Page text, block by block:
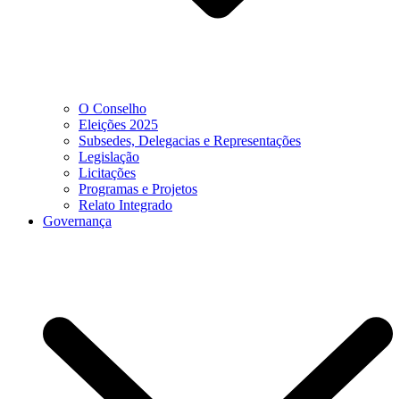
O Conselho
Eleições 2025
Subsedes, Delegacias e Representações
Legislação
Licitações
Programas e Projetos
Relato Integrado
Governança